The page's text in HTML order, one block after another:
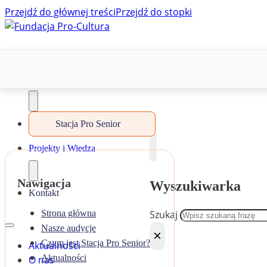
Przejdź do głównej treściPrzejdź do stopki
Stacja Pro Senior
Projekty i Wiedza
Kontakt
Aktualności
O nas
Wyszukiwarka
Szukaj
×
Nawigacja
Strona główna
Nasze audycje
Czym jest Stacja Pro Senior?
Aktualności